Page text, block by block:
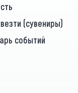
(сувениры)
событий